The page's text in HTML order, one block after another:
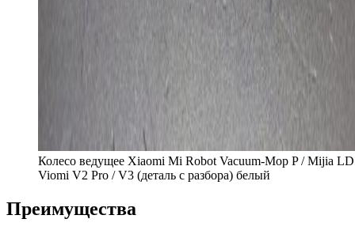
Колесо ведущее Xiaomi Mi Robot Vacuum-Mop P / Mijia
Viomi V2 Pro / V3 (деталь с разбора) белый
Преимущества